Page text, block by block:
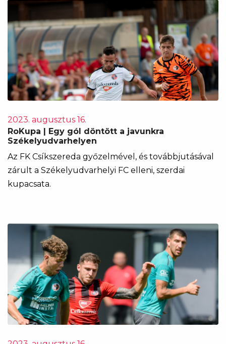
2023. augusztus 16.
RoKupa | Egy gól döntött a javunkra
Székelyudvarhelyen
Az FK Csíkszereda győzelmével, és továbbjutásával
zárult a Székelyudvarhelyi FC elleni, szerdai
kupacsata.